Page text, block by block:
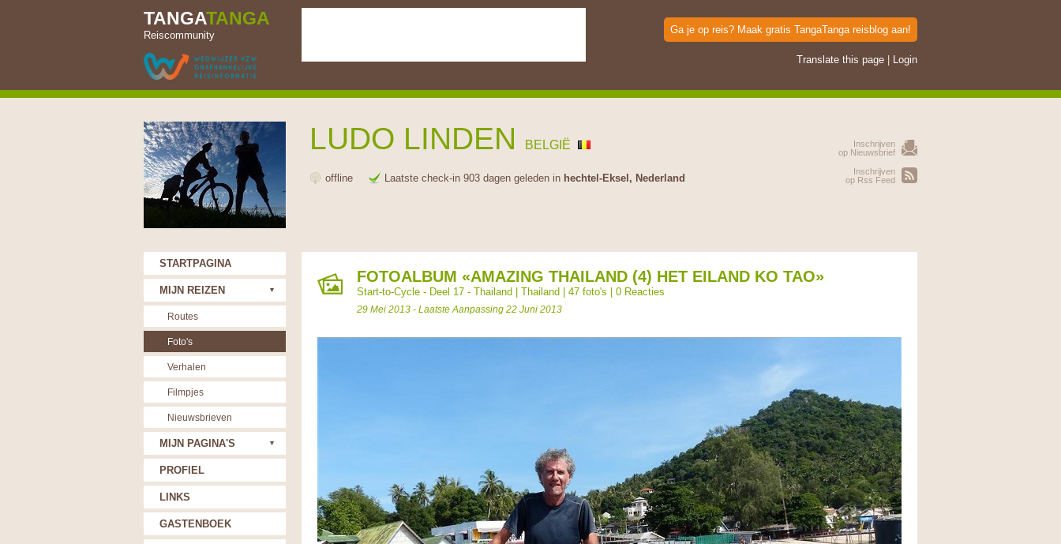
TANGATANGA
Reiscommunity Ga je op reis? Maak gratis TangaTanga reisblog aan!
Translate this page Login
LUDO LINDEN BELGIË
offline Laatste check-in 903 dagen geleden in hechtel-Eksel, Nederland
Inschrijven
op Nieuwsbrief
Inschrijven
op Rss Feed
FOTOALBUM «AMAZING THAILAND (4) HET EILAND KO TAO»
Start-to-Cycle - Deel 17 - Thailand Thailand | 47 foto's | 0 Reacties
29 Mei 2013 - Laatste Aanpassing 22 Juni 2013
STARTPAGINA
MIJN REIZEN
Routes
Foto's
Verhalen
Filmpjes
Nieuwsbrieven
MIJN PAGINA'S
PROFIEL
LINKS
GASTENBOEK